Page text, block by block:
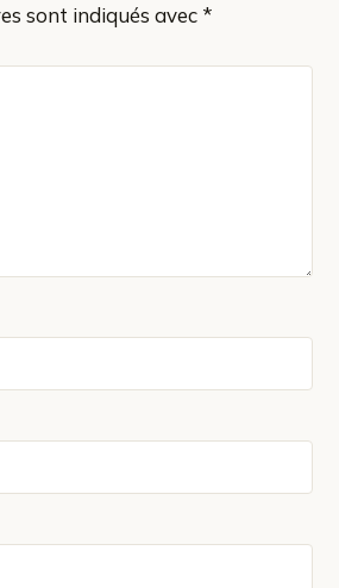
sont indiqués avec *